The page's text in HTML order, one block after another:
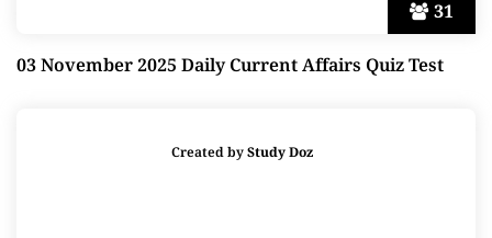
31
03 November 2025 Daily Current Affairs Quiz Test
Created byStudy Doz